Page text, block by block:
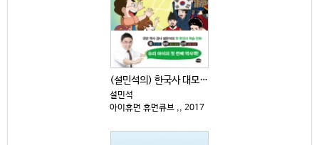
(설민석의) 한국사 대모험 : 특명! 온달을 역사 천재...
설민석
아이휴먼 휴먼큐브 ,, 2017